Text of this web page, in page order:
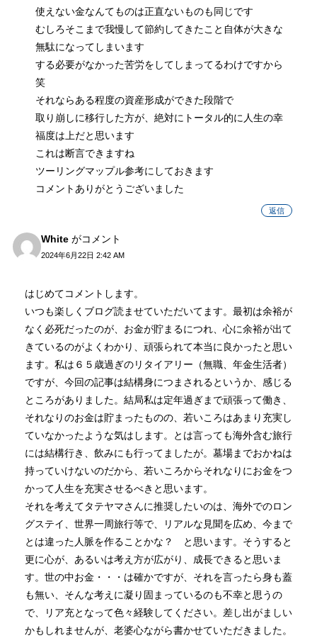
使えない金なんてものは正直ないものも同じです
むしろそこまで我慢して節約してきたこと自体が大きな
無駄になってしまいます
する必要がなかった苦労をしてしまってるわけですから
笑
それならある程度の資産形成ができた段階で
取り崩しに移行した方が、絶対にトータル的に人生の幸
福度は上だと思います
これは断言できますね
ツーリングマップル参考にしておきます
コメントありがとうございました
返信
White がコメント
2024年6月22日 2:42 AM
はじめてコメントします。
いつも楽しくブログ読ませていただいてます。最初は余裕が
なく必死だったのが、お金が貯まるにつれ、心に余裕が出て
きているのがよくわかり、頑張られて本当に良かったと思い
ます。私は６５歳過ぎのリタイアリー（無職、年金生活者）
ですが、今回の記事は結構身につまされるというか、感じる
ところがありました。結局私は定年過ぎまで頑張って働き、
それなりのお金は貯まったものの、若いころはあまり充実し
ていなかったような気はします。とは言っても海外含む旅行
には結構行き、飲みにも行ってましたが。墓場までおかねは
持っていけないのだから、若いころからそれなりにお金をつ
かって人生を充実させるべきと思います。
それを考えてタテヤマさんに推奨したいのは、海外でのロン
グステイ、世界一周旅行等で、リアルな見聞を広め、今まで
とは違った人脈を作ることかな？ と思います。そうすると
更に心が、あるいは考え方が広がり、成長できると思いま
す。世の中お金・・・は確かですが、それを言ったら身も蓋
も無い、そんな考えに凝り固まっているのも不幸と思うの
で、リア充となって色々経験してください。差し出がましい
かもしれませんが、老婆心ながら書かせていただきました。